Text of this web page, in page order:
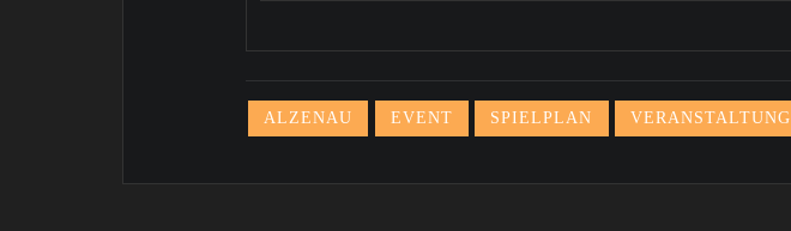
ALZENAU EVENT SPIELPLAN VERANSTALTUNG